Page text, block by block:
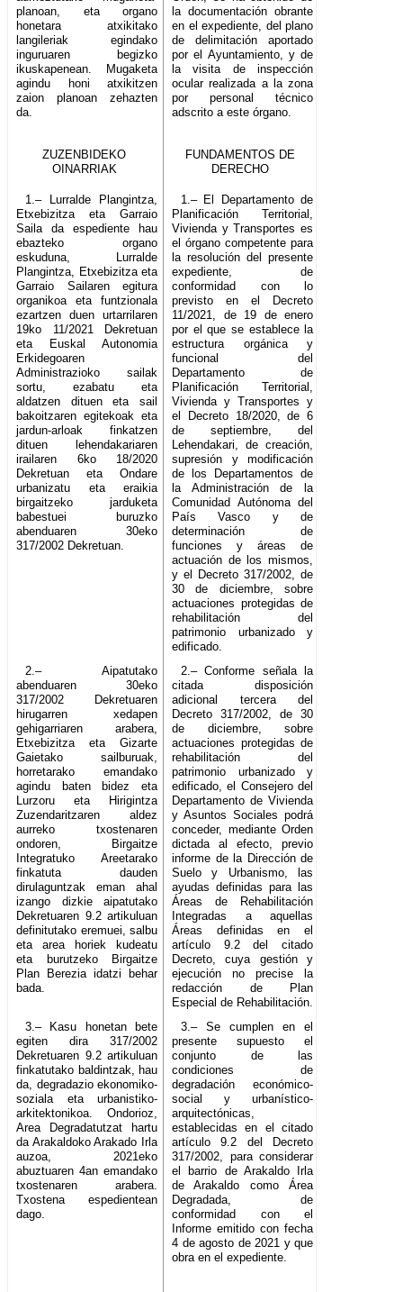
planoan, eta organo
honetara atxikitako
langileriak egindako
inguruaren begizko
ikuskapenean. Mugaketa
agindu honi atxikitzen
zaion planoan zehazten
da.
la documentación obrante
en el expediente, del plano
de delimitación aportado
por el Ayuntamiento, y de
la visita de inspección
ocular realizada a la zona
por personal técnico
adscrito a este órgano.
ZUZENBIDEKO
OINARRIAK
FUNDAMENTOS DE
DERECHO
1.– Lurralde Plangintza,
Etxebizitza eta Garraio
Saila da espediente hau
ebazteko organo
eskuduna, Lurralde
Plangintza, Etxebizitza eta
Garraio Sailaren egitura
organikoa eta funtzionala
ezartzen duen urtarrilaren
19ko 11/2021 Dekretuan
eta Euskal Autonomia
Erkidegoaren
Administrazioko sailak
sortu, ezabatu eta
aldatzen dituen eta sail
bakoitzaren egitekoak eta
jardun-arloak finkatzen
dituen lehendakariaren
irailaren 6ko 18/2020
Dekretuan eta Ondare
urbanizatu eta eraikia
birgaitzeko jarduketa
babestuei buruzko
abenduaren 30eko
317/2002 Dekretuan.
1.– El Departamento de
Planificación Territorial,
Vivienda y Transportes es
el órgano competente para
la resolución del presente
expediente, de
conformidad con lo
previsto en el Decreto
11/2021, de 19 de enero
por el que se establece la
estructura orgánica y
funcional del
Departamento de
Planificación Territorial,
Vivienda y Transportes y
el Decreto 18/2020, de 6
de septiembre, del
Lehendakari, de creación,
supresión y modificación
de los Departamentos de
la Administración de la
Comunidad Autónoma del
País Vasco y de
determinación de
funciones y áreas de
actuación de los mismos,
y el Decreto 317/2002, de
30 de diciembre, sobre
actuaciones protegidas de
rehabilitación del
patrimonio urbanizado y
edificado.
2.– Aipatutako
abenduaren 30eko
317/2002 Dekretuaren
hirugarren xedapen
gehigarriaren arabera,
Etxebizitza eta Gizarte
Gaietako sailburuak,
horretarako emandako
agindu baten bidez eta
Lurzoru eta Hirigintza
Zuzendaritzaren aldez
aurreko txostenaren
ondoren, Birgaitze
Integratuko Areetarako
finkatuta dauden
dirulaguntzak eman ahal
izango dizkie aipatutako
Dekretuaren 9.2 artikuluan
definitutako eremuei, salbu
eta area horiek kudeatu
eta burutzeko Birgaitze
Plan Berezia idatzi behar
bada.
2.– Conforme señala la
citada disposición
adicional tercera del
Decreto 317/2002, de 30
de diciembre, sobre
actuaciones protegidas de
rehabilitación del
patrimonio urbanizado y
edificado, el Consejero del
Departamento de Vivienda
y Asuntos Sociales podrá
conceder, mediante Orden
dictada al efecto, previo
informe de la Dirección de
Suelo y Urbanismo, las
ayudas definidas para las
Áreas de Rehabilitación
Integradas a aquellas
Áreas definidas en el
artículo 9.2 del citado
Decreto, cuya gestión y
ejecución no precise la
redacción de Plan
Especial de Rehabilitación.
3.– Kasu honetan bete
egiten dira 317/2002
Dekretuaren 9.2 artikuluan
finkatutako baldintzak, hau
da, degradazio ekonomiko-
soziala eta urbanistiko-
arkitektonikoa. Ondorioz,
Area Degradatutzat hartu
da Arakaldoko Arakado Irla
auzoa, 2021eko
abuztuaren 4an emandako
txostenaren arabera.
Txostena espedientean
dago.
3.– Se cumplen en el
presente supuesto el
conjunto de las
condiciones de
degradación económico-
social y urbanístico-
arquitectónicas,
establecidas en el citado
artículo 9.2 del Decreto
317/2002, para considerar
el barrio de Arakaldo Irla
de Arakaldo como Área
Degradada, de
conformidad con el
Informe emitido con fecha
4 de agosto de 2021 y que
obra en el expediente.